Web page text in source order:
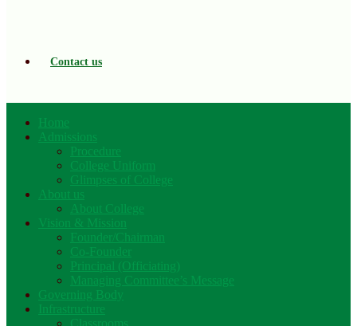
Contact us
Home
Admissions
Procedure
College Uniform
Glimpses of College
About us
About College
Vision & Mission
Founder/Chairman
Co-Founder
Principal (Officiating)
Managing Committee’s Message
Governing Body
Infrastructure
Classrooms